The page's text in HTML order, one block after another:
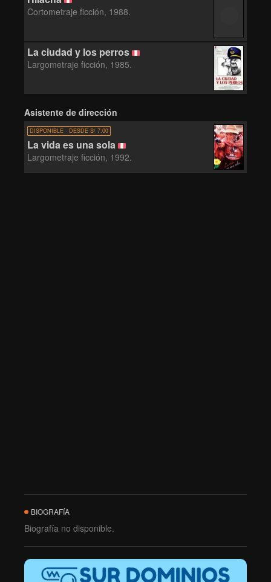
Cortometraje ficción, 1988.
La ciudad y los perros
Largometraje ficción, 1985.
Asistente de dirección
DISPONIBLE · DESDE S/ 7.00
La vida es una sola
Largometraje ficción, 1992.
BIOGRAFÍA
Biografía no disponible.